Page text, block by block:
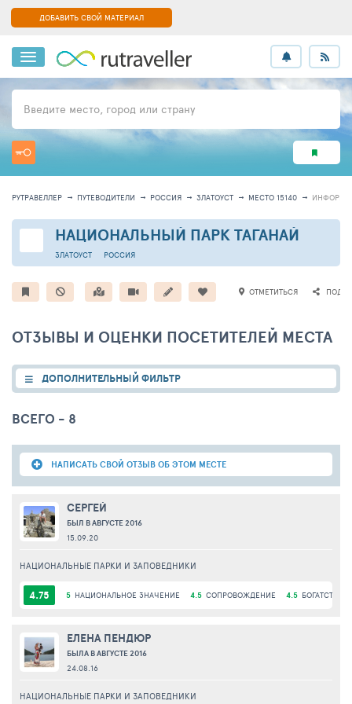
ДОБАВИТЬ СВОЙ МАТЕРИАЛ
Введите место, город или страну
РУТРАВЕЛЛЕР ПУТЕВОДИТЕЛИ РОССИЯ ЗЛАТОУСТ МЕСТО 15140
НАЦИОНАЛЬНЫЙ ПАРК ТАГАНАЙ
РОССИЯ
ЗЛАТОУСТ
ОТМЕТИТЬСЯ
ОТЗЫВЫ И ОЦЕНКИ ПОСЕТИТЕЛЕЙ МЕСТА
ДОПОЛНИТЕЛЬНЫЙ ФИЛЬТР
ВСЕГО - 8
НАПИСАТЬ СВОЙ ОТЗЫВ ОБ ЭТОМ МЕСТЕ
СЕРГЕЙ
БЫЛ В АВГУСТЕ 2016
15.09.20
НАЦИОНАЛЬНЫЕ ПАРКИ И ЗАПОВЕДНИКИ
4.75 5 НАЦИОНАЛЬНОЕ ЗНАЧЕНИЕ 4.5 СОПРОВОЖДЕНИЕ 4.5 БОГАТСТВО
ЕЛЕНА ПЕНДЮР
БЫЛА В АВГУСТЕ 2016
24.08.16
НАЦИОНАЛЬНЫЕ ПАРКИ И ЗАПОВЕДНИКИ